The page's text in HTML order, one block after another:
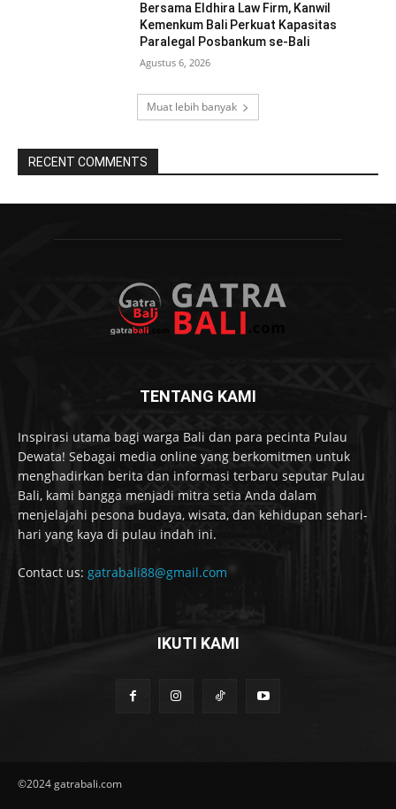
Bersama Eldhira Law Firm, Kanwil
Kemenkum Bali Perkuat Kapasitas
Paralegal Posbankum se-Bali
Agustus 6, 2026
Muat lebih banyak
RECENT COMMENTS
TENTANG KAMI
Inspirasi utama bagi warga Bali dan para pecinta Pulau
Dewata! Sebagai media online yang berkomitmen untuk
menghadirkan berita dan informasi terbaru seputar Pulau
Bali, kami bangga menjadi mitra setia Anda dalam
menjelajahi pesona budaya, wisata, dan kehidupan sehari-
hari yang kaya di pulau indah ini.
Contact us: gatrabali88@gmail.com
IKUTI KAMI
©2024 gatrabali.com